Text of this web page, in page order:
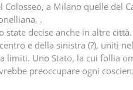
a Milano quelle del
.
state decise anche in altre città.
e della sinistra (?), uniti
limiti. Uno Stato, la cui follia
preoccupare ogni